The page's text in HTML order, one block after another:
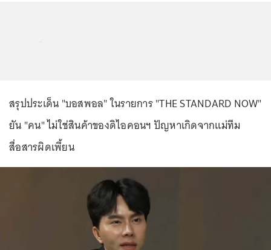
สรุปประเด็น "บอสพอล" ในรายการ "THE STANDARD NOW"
ยัน "คน" ไม่ใช่สินค้าของดิไอคอนฯ ปัญหาเกิดจากแม่ทีม
สื่อสารผิดเพี้ยน